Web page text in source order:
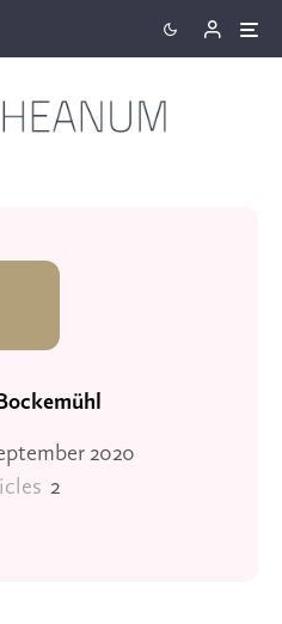
2020
2